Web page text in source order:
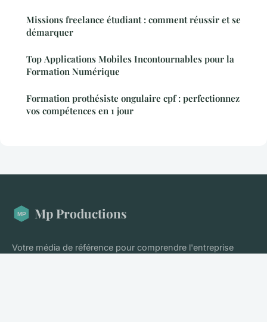
Missions freelance étudiant : comment réussir et se
démarquer
Top Applications Mobiles Incontournables pour la
Formation Numérique
Formation prothésiste ongulaire cpf : perfectionnez
vos compétences en 1 jour
Mp Productions
Votre média de référence pour comprendre l'entreprise